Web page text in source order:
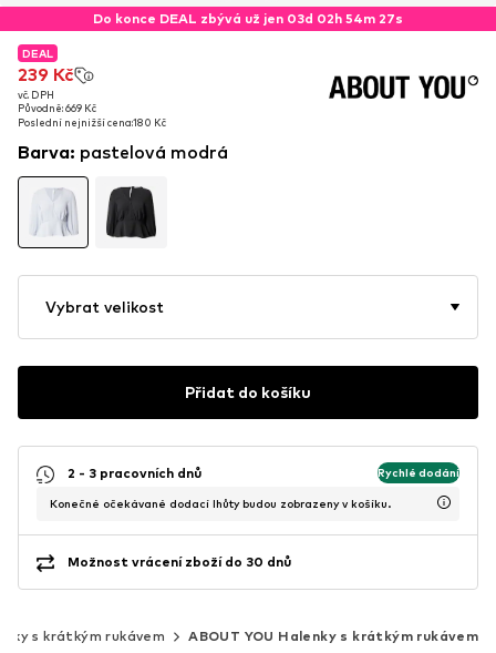
Do konce DEAL zbývá už jen 03d 02h 54m 26s
DEAL
239 Kč
vč. DPH
Původně: 669 Kč
Poslední nejnižší cena:180 Kč
DEAL
239 Kč
vč. DPH
Původně: 669 Kč
Poslední nejnižší cena:180 Kč
Barva: pastelová modrá
Vybrat velikost
Přidat do košíku
2 - 3 pracovních dnů Rychlé dodání
Konečné očekávané dodací lhůty budou zobrazeny v košíku.
Možnost vrácení zboží do 30 dnů
s krátkým rukávem ABOUT YOU Halenky s krátkým rukávem